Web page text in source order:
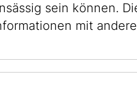
sein können.
mit